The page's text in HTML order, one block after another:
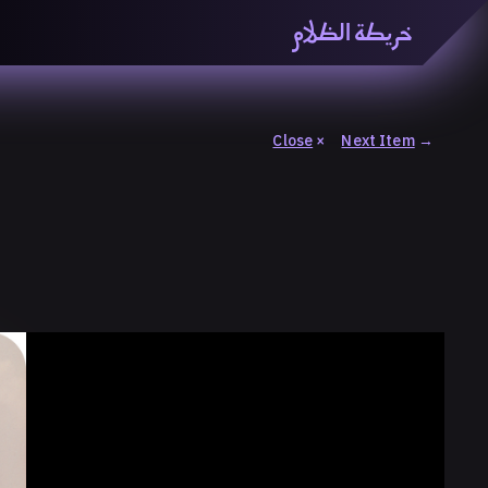
خريطة الظلام
«خريطة الظّلام» هي منصّة بحثيّة تشاركيّة تستقصي مفاهيم
Close × Next Item→